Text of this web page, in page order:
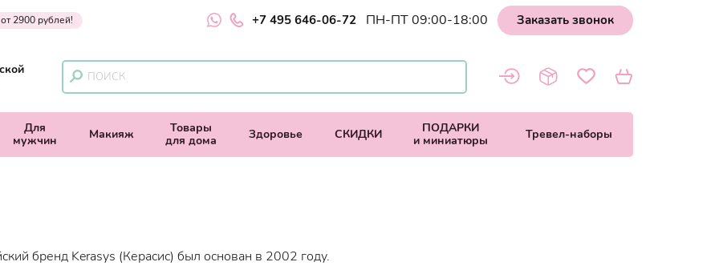
2900 рублей! +7 495 646-06-72 ПН-ПТ 09:00-18:00 Заказать звонок
Для
мужчин
Макияж
Товары
для дома
Здоровье СКИДКИ
ПОДАРКИ
и миниатюры
Тревел-наборы
бренд Kerasys (Керасис) был основан в 2002 году.